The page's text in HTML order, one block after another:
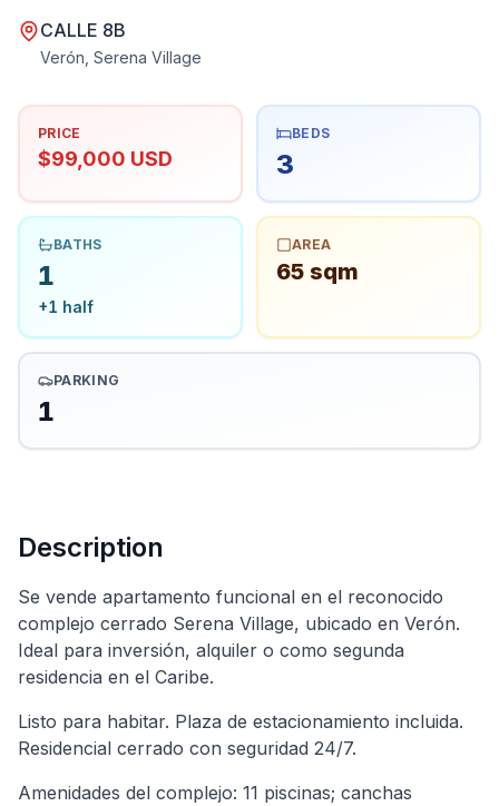
CALLE 8B
Verón, Serena Village
PRICE
$99,000 USD
BEDS
3
BATHS
1
+1 half
AREA
65 sqm
PARKING
1
Description
Se vende apartamento funcional en el reconocido
complejo cerrado Serena Village, ubicado en Verón.
Ideal para inversión, alquiler o como segunda
residencia en el Caribe.
Listo para habitar. Plaza de estacionamiento incluida.
Residencial cerrado con seguridad 24/7.
Amenidades del complejo: 11 piscinas; canchas